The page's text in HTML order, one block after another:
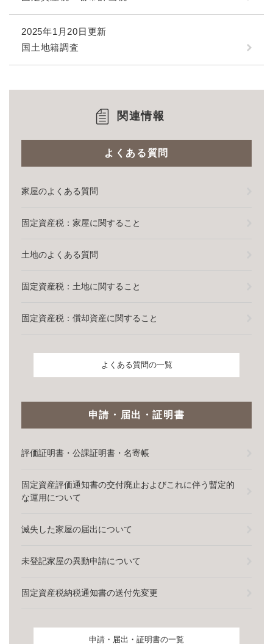
2025年1月20日更新
国土地籍調査
関連情報
よくある質問
家屋のよくある質問
固定資産税：家屋に関すること
土地のよくある質問
固定資産税：土地に関すること
固定資産税：償却資産に関すること
よくある質問の一覧
申請・届出・証明書
評価証明書・公課証明書・名寄帳
固定資産評価通知書の交付廃止およびこれに伴う暫定的
な運用について
滅失した家屋の届出について
未登記家屋の異動申請について
固定資産税納税通知書の送付先変更
申請・届出・証明書の一覧